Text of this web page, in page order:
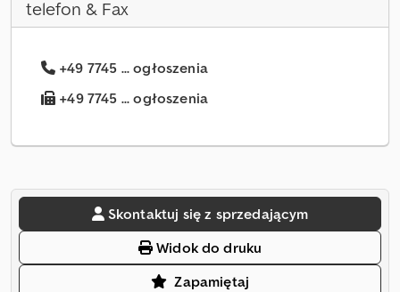
telefon & Fax
+49 7745 ... ogłoszenia
+49 7745 ... ogłoszenia
Skontaktuj się z sprzedającym
Widok do druku
Zapamiętaj